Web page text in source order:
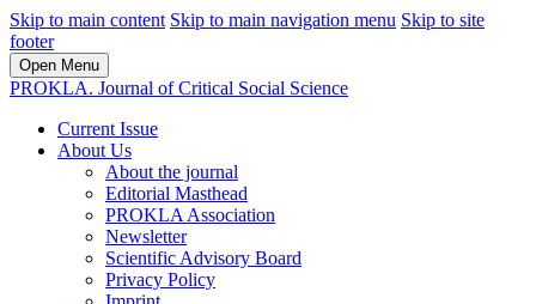
Skip to main content Skip to main navigation menu Skip to site
footer
Open Menu
PROKLA. Journal of Critical Social Science
Current Issue
About Us
About the journal
Editorial Masthead
PROKLA Association
Newsletter
Scientific Advisory Board
Privacy Policy